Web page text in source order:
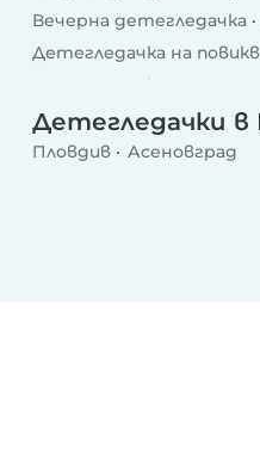
Вечерна детегледачка
Детегледачка на
Детегледачка след
Делнична детегледачка
Детегледачки в
Пловдив Асеновград